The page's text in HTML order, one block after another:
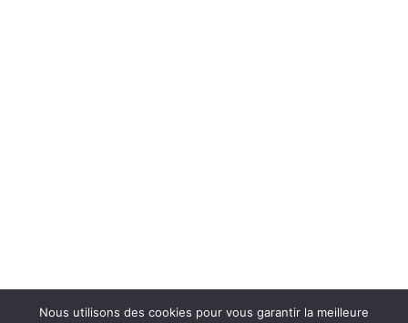
Nous utilisons des cookies pour vous garantir la meilleure